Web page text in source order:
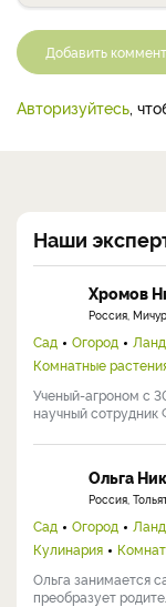
Добавить
Авторизуйтесь ,
Наши
Хромов
Россия,
Сад Огород
Комнатные
Ученый-агроном с
научный сотрудник
Ольга
Россия,
Сад Огород
Кулинария
Ольга занимается
преобразует